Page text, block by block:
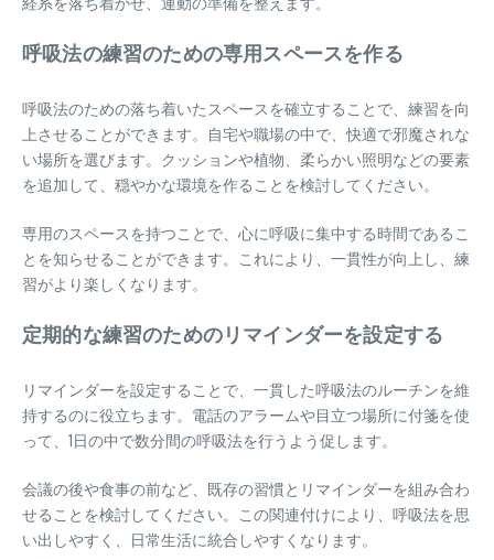
呼吸法の練習のための専用スペースを作る
呼吸法のための落ち着いたスペースを確立することで、練習を向
上させることができます。自宅や職場の中で、快適で邪魔されな
い場所を選びます。クッションや植物、柔らかい照明などの要素
を追加して、穏やかな環境を作ることを検討してください。
専用のスペースを持つことで、心に呼吸に集中する時間であるこ
とを知らせることができます。これにより、一貫性が向上し、練
習がより楽しくなります。
定期的な練習のためのリマインダーを設定する
リマインダーを設定することで、一貫した呼吸法のルーチンを維
持するのに役立ちます。電話のアラームや目立つ場所に付箋を使
って、1日の中で数分間の呼吸法を行うよう促します。
会議の後や食事の前など、既存の習慣とリマインダーを組み合わ
せることを検討してください。この関連付けにより、呼吸法を思
い出しやすく、日常生活に統合しやすくなります。